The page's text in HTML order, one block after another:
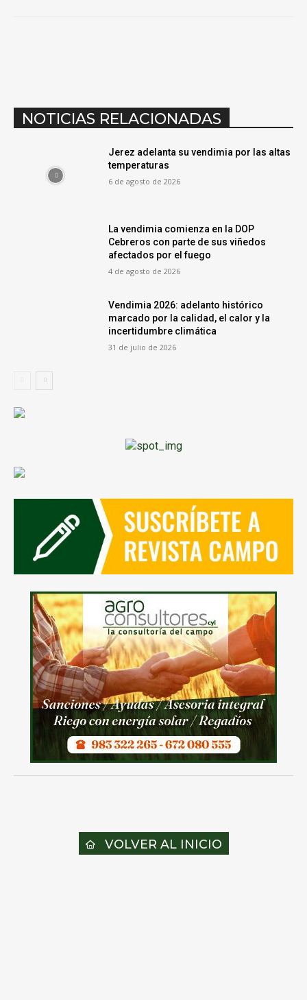
NOTICIAS RELACIONADAS
Jerez adelanta su vendimia por las altas
temperaturas
6 de agosto de 2026
La vendimia comienza en la DOP
Cebreros con parte de sus viñedos
afectados por el fuego
4 de agosto de 2026
Vendimia 2026: adelanto histórico
marcado por la calidad, el calor y la
incertidumbre climática
31 de julio de 2026
VOLVER AL INICIO